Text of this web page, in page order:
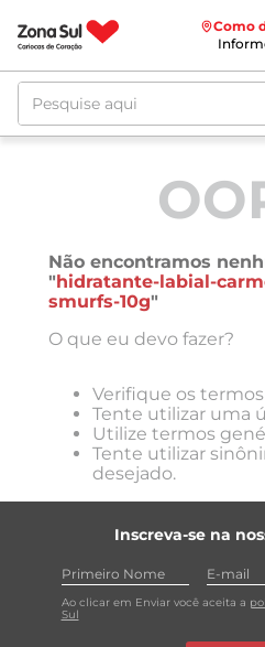
Como
Pesquise aqui
Não encontramos
"hidratante-labial-
smurfs-10g"
O que eu devo fazer?
Verifique os
Tente utilizar uma
Utilize termos
Tente utilizar
desejado.
Inscreva-se na
Ao clicar em Enviar você aceita a
Sul